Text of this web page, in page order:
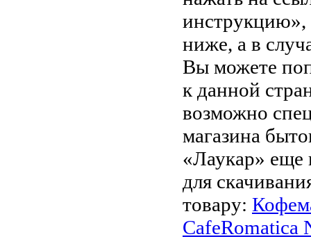
ниже, а в
Вы можете
к данной
возможно
магазина
«Лаукар» еще
для
товару:
CafeRomatica